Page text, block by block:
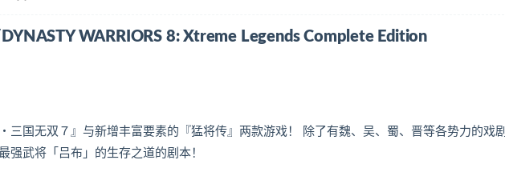
WARRIORS 8: Xtreme Legends Complete Edition
国无双７』与新增丰富要素的『猛将传』两款游戏！ 除了有魏、吴、蜀、晋等各势力的戏剧
强武将「吕布」的生存之道的剧本！